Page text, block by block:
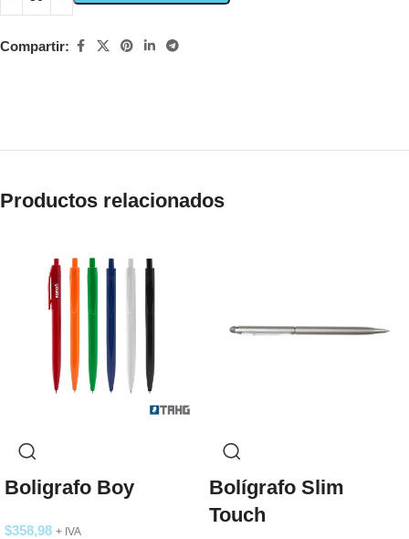
Compartir:
Productos relacionados
Boligrafo Boy
$358,98 + IVA
Bolígrafo Slim
Touch